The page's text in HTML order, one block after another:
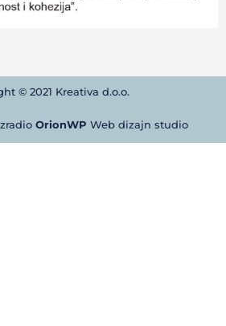
© 2021 Kreativa d.o.o.
OrionWP Web dizajn studio